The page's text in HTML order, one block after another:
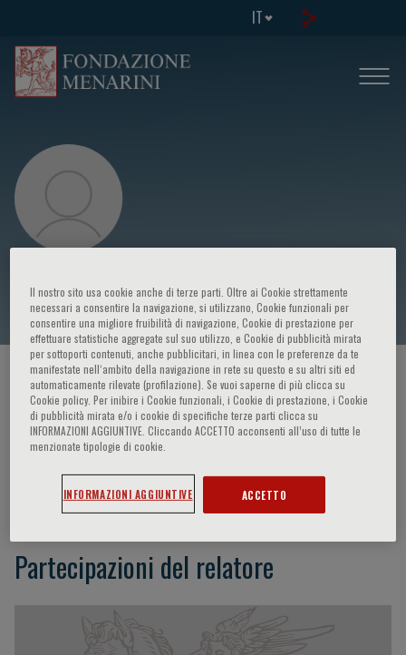
IT
René Maximiliano Gómez
HOME PAGE / CORSI ED EVENTI / RELATORE
René Maximiliano Gómez
Partecipazioni del relatore
Il nostro sito usa cookie anche di terze parti. Oltre ai Cookie strettamente
necessari a consentire la navigazione, si utilizzano, Cookie funzionali per
consentire una migliore fruibilità di navigazione, Cookie di prestazione per
effettuare statistiche aggregate sul suo utilizzo, e Cookie di pubblicità mirata
per sottoporti contenuti, anche pubblicitari, in linea con le preferenze da te
manifestate nell‘ambito della navigazione in rete su questo e su altri siti ed
automaticamente rilevate (profilazione). Se vuoi saperne di più clicca su
Cookie policy. Per inibire i Cookie funzionali, i Cookie di prestazione, i Cookie
di pubblicità mirata e/o i cookie di specifiche terze parti clicca su
INFORMAZIONI AGGIUNTIVE. Cliccando ACCETTO acconsenti all’uso di tutte le
menzionate tipologie di cookie.
INFORMAZIONI AGGIUNTIVE ACCETTO